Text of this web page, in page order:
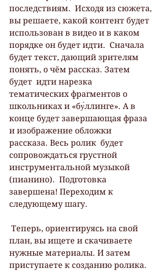
последствиям.  Исходя из сюжета,
вы решаете, какой контент будет
использован в видео и в каком
порядке он будет идти.  Сначала
будет текст, дающий зрителям
понять, о чём рассказ. Затем
будет  идти нарезка
тематических фрагментов о
школьниках и «бу́ллинге». А в
конце будет завершающая фраза
и изображение обложки
рассказа. Весь ролик  будет
сопровождаться грустной
инструментальной музыкой
(пианино).  Подготовка
завершена! Переходим к
следующему шагу.
план, вы ищете и скачиваете
нужные материалы. И затем
приступаете к созданию ролика.